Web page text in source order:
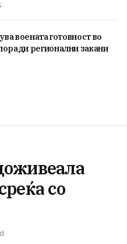
воената готовност во
регионални закани
со